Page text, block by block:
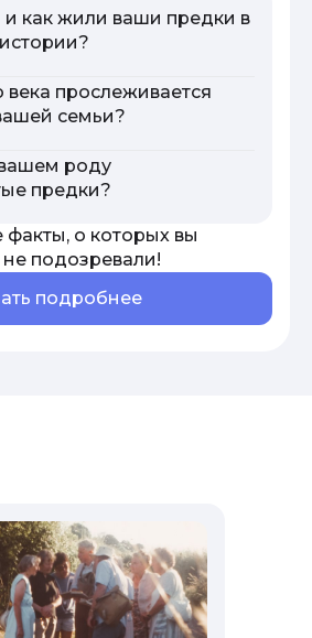
как жили ваши предки в
века прослеживается
семьи?
вашем роду
предки?
факты, о которых вы
подозревали!
подробнее